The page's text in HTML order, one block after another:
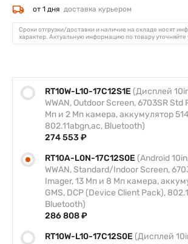
RT10W-L10-17C12S1E (Дисплей
WWAN, Outdoor Screen, 6703SR Std
Мп и 2 Мп камера, аккумулятор
802.11abgn,ac, Bluetooth)
274 553 ₽
RT10A-L0N-17C12S0E (Android
WWAN, Standard/Indoor Screen,
Imager, 13 Мп и 8 Мп камера,
GMS, DCP (Device Client Pack),
Bluetooth)
286 808 ₽
RT10W-L10-17C12S0E (Дисплей
от 1 дня доставка курьером
Сроки отгрузки/доставки и наличие на складе носят
характер. Актуальную информацию по товару